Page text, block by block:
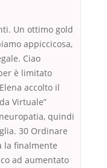
Un ottimo gold
appiccicosa,
Ciao
è limitato
accolto il
Virtuale”
quindi
30 Ordinare
la finalmente
ad aumentato